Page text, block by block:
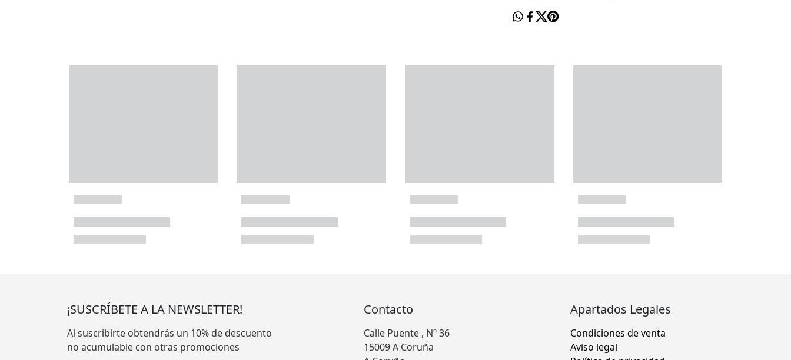
¡SUSCRÍBETE A LA NEWSLETTER!
Al suscribirte obtendrás un 10% de descuento
no acumulable con otras promociones
Contacto
Calle Puente , Nº 36
15009 A Coruña
Apartados Legales
Condiciones de venta
Aviso legal